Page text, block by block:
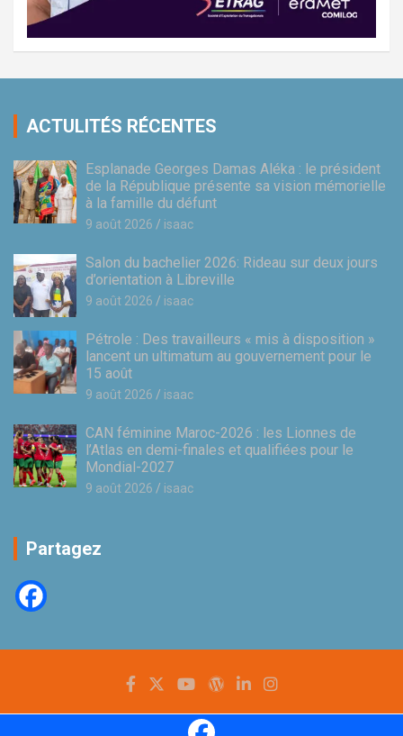
ACTULITÉS RÉCENTES
Esplanade Georges Damas Aléka : le président
de la République présente sa vision mémorielle
à la famille du défunt
9 août 2026 isaac
Salon du bachelier 2026: Rideau sur deux jours
d’orientation à Libreville
9 août 2026 isaac
Pétrole : Des travailleurs « mis à disposition »
lancent un ultimatum au gouvernement pour le
15 août
9 août 2026 isaac
CAN féminine Maroc-2026 : les Lionnes de
l’Atlas en demi-finales et qualifiées pour le
Mondial-2027
9 août 2026 isaac
Partagez